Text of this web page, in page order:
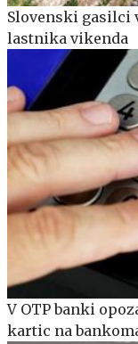
Slovenski gasilci
lastnika vikenda
V OTP banki
kartic na